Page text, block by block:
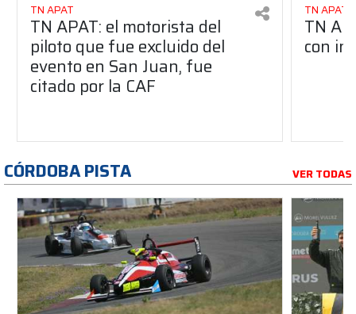
TN APAT
TN APAT: el motorista del
piloto que fue excluido del
evento en San Juan, fue
citado por la CAF
TN APAT
TN
con
CÓRDOBA PISTA VER TODAS